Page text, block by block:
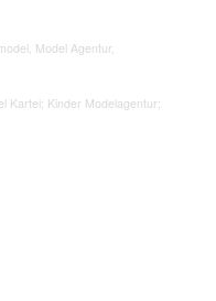
Model Agentur,
Kartei; Kinder Modelagentur;